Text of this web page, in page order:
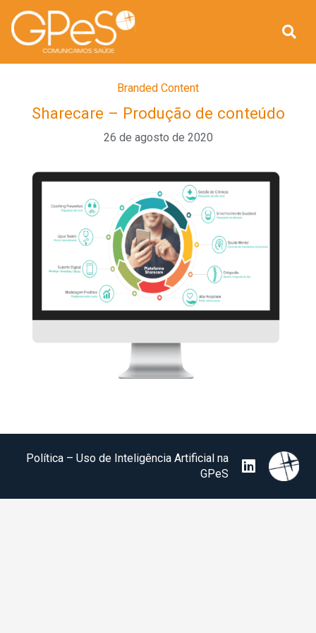
Branded Content
Sharecare – Produção de conteúdo
26 de agosto de 2020
Política – Uso de Inteligência Artificial na
GPeS